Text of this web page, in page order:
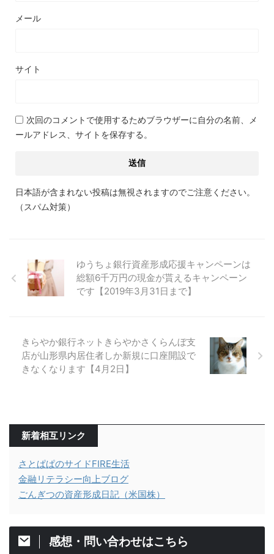
メール
サイト
次回のコメントで使用するためブラウザーに自分の名前、メ
ールアドレス、サイトを保存する。
日本語が含まれない投稿は無視されますのでご注意ください。
（スパム対策）
ゆうちょ銀行資産形成応援キャンペーンは
総額6千万円の現金が貰えるキャンペーン
です【2019年3月31日まで】
きらやか銀行ネットきらやかさくらんぼ支
店が山形県内居住者しか新規に口座開設で
きなくなります【4月2日】
新着相互リンク
さとぱぱのサイドFIRE生活
金融リテラシー向上ブログ
ごんぎつの資産形成日記（米国株）
感想・問い合わせはこちら